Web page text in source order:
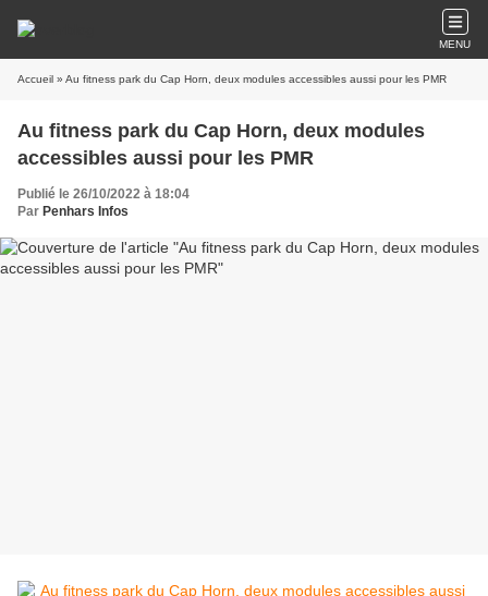
MENU
Accueil » Au fitness park du Cap Horn, deux modules accessibles aussi pour les PMR
Au fitness park du Cap Horn, deux modules
accessibles aussi pour les PMR
Publié le 26/10/2022 à 18:04
Par Penhars Infos